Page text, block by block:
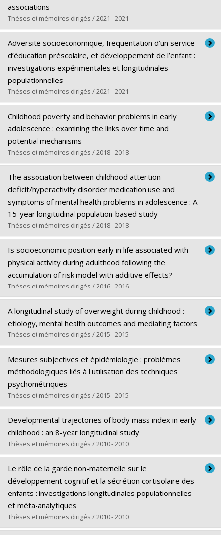
Diplôme obtenu :
Lien vers le document dans Papyrus
associations
Thèses et mémoires dirigés / 2021 - 2021
Diplômé(e) :Ahun, Marilyn Naana
Cycle :Doctorat
Diplôme obtenu :Ph. D.
Lien vers le document dans Papyrus
Adversité socioéconomique, fréquentation d’un service
d’éducation préscolaire, et développement de l’enfant :
investigations expérimentales et longitudinales
populationnelles
Thèses et mémoires dirigés / 2021 - 2021
Diplômé(e) :Larose, Marie-Pier
Cycle :Doctorat
Diplôme obtenu :Ph. D.
Lien vers le document dans Papyrus
Childhood poverty and behavior problems in early
adolescence : examining the links over time and
potential mechanisms
Thèses et mémoires dirigés / 2018 - 2018
Diplômé(e) :Mazza Sampaio Elesbao, Julia Rachel
Cycle :Doctorat
Diplôme obtenu :Ph. D.
Lien vers le document dans Papyrus
The association between childhood attention-
deficit/hyperactivity disorder medication use and
symptoms of mental health problems in adolescence : A
15-year longitudinal population-based study
Thèses et mémoires dirigés / 2018 - 2018
Diplômé(e) :Sabirova, Alina
Cycle :Maîtrise
Diplôme obtenu :M. Sc.
Lien vers le document dans Papyrus
Is socioeconomic position early in life associated with
physical activity during adulthood following the
accumulation of risk model with additive effects?
Thèses et mémoires dirigés / 2016 - 2016
Diplômé(e) : Juneau, Carl-Etienne
Cycle :Doctorat
Diplôme obtenu :Ph. D.
Lien vers le document dans Papyrus
A longitudinal study of overweight during childhood :
etiology, mental health outcomes and mediating factors
Thèses et mémoires dirigés / 2015 - 2015
Diplômé(e) :Pryor, Laura Elizabeth
Cycle :Doctorat
Diplôme obtenu :
Lien vers le document dans Papyrus
Mesures subjectives et épidémiologie : problèmes
méthodologiques liés à l'utilisation des techniques
psychométriques
Thèses et mémoires dirigés / 2015 - 2015
Diplômé(e) :Rouquette, Alexandra
Cycle :Doctorat
Diplôme obtenu :Ph. D.
Lien vers le document dans Papyrus
Developmental trajectories of body mass index in early
childhood : an 8-year longitudinal study
Thèses et mémoires dirigés / 2010 - 2010
Diplômé(e) :Pryor, Laura E.
Cycle :Maîtrise
Diplôme obtenu :M. Sc.
Lien vers le document dans Papyrus
Le rôle de la garde non-maternelle sur le
développement cognitif et la sécrétion cortisolaire des
enfants : investigations longitudinales populationnelles
et méta-analytiques
Thèses et mémoires dirigés / 2010 - 2010